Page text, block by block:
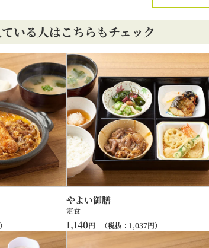
いる人はこちらもチェック
やよい御膳
定食
1,140円 （税抜： 1,037円）